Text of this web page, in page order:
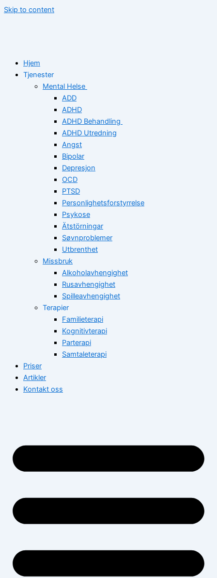
Skip to content
Hjem
Tjenester
Mental Helse
ADD
ADHD
ADHD Behandling
ADHD Utredning
Angst
Bipolar
Depresjon
OCD
PTSD
Personlighetsforstyrrelse
Psykose
Ätstörningar
Søvnproblemer
Utbrenthet
Missbruk
Alkoholavhengighet
Rusavhengighet
Spilleavhengighet
Terapier
Familieterapi
Kognitivterapi
Parterapi
Samtaleterapi
Priser
Artikler
Kontakt oss